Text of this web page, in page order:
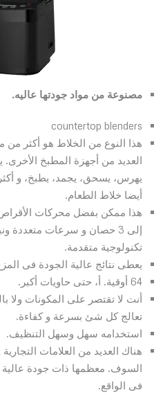
مصنوعة من مواد جودتها عاليه.
countertop blenders
هذا النوع من الخلاط هو أكثر
العديد من أجهزة المطبخ
يهرس، يسحق، يجمد، يطبخ، و
أيضا خلاط الطعام.
إلى 3 حصان و سرعات
تكنولوجية متقدمة.
يعطى نتائج عالية الجودة فى
64 أوقية. أ، حتى حاويات أكبر.
أنت لا تقتصر على المكونات ولا
تعالج كل شئ بسرعة و كفاءة.
استخدامه سهل وسهل التنظيف.
هناك العديد من العلامات
السوف. معظمها ذات جودة عالية
فى الواقع.